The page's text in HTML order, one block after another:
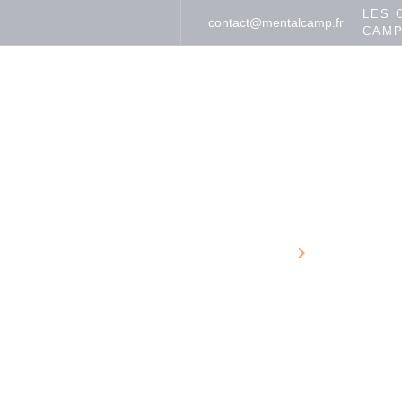
contact@mentalcamp.fr
LES
CAMP